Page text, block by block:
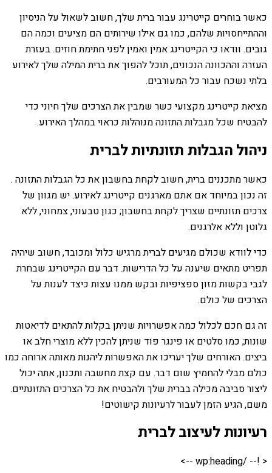
כאשר בוחרים קייטרינג עבור ברית שלך, חשוב לשאול על הניסיון
וההתייחסויות שלהם, כמו גם אילו שירותים הם מציעים וכמה הם
גובים. וודאו כי הקייטרינג אמין ואמין לפני חתימת חוזים. בעזרת
העזרה וההכוונה הנכונים, תוכל להפוך את ברית המילה שלך לאירוע
בלתי נשכח עבור כל המעורבים.
מציאת קייטרינג מקצועי כשר שמבין את הצרכים שלך חיוני כדי
להבטיח שכל מגבלות התזונה מנוהלות כראוי במהלך האירוע.
ניהול הגבלות תזונתיות לברית
כאשר מתכננים ברית, חשוב לקחת בחשבון את כל הגבלות התזונה .
זה נכון במיוחד אם אתם מארגנים קייטרינג לאירוע. יש מגוון של
צרכים תזונתיים שצריך לקחת בחשבון; כגון טבעוני, צמחוני, ללא
גלוטן וללא אלרגנים.
כדי לוודא שכולם מגיעים לברית מרגיש כלול ומכובד, חשוב שיהיה
תפריט מתאים שיענה על כל הדרישות. דבר עם הקייטרינג שבחרת
לגבי בקשות מזון ספציפיות ובקש ממנו עצות כיצד לענות על
הצרכים של כולם.
זה גם חכם לכלול כמה אפשרויות שניתן בקלות להתאים לדיאטות
שונות; כמו סלטים או פינגר פוד שניתן להכין ללא מוצרי חלב או
ביצים. האורחים שלך יעריכו את האפשרות ליהנות מאותה ארוחה כמו
כולם מבלי להחמיץ שום דבר. עם קצת מחשבה ותכנון, אתה יכול
ליצור סביבה מכילה בברית שלך ולהבטיח את כל הצרכים התזונתיים.
משם, הגיע הזמן לעבור לרעיונות קישוטים!
רעיונות לעיצוב לברית
< !-- /wp:heading -->